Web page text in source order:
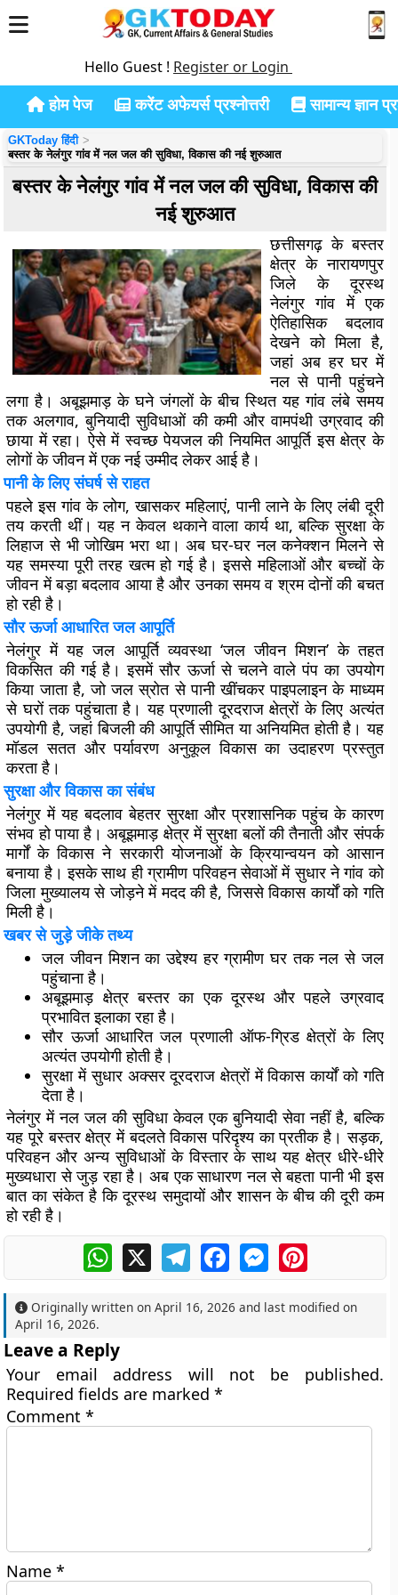
Hello Guest ! Register or Login
होम पेज करेंट अफेयर्स प्रश्नोत्तरी सामान्य ज्ञान
GKToday हिंदी
बस्तर के नेलंगुर गांव में नल जल की सुविधा, विकास की नई शुरुआत
बस्तर के नेलंगुर गांव में नल जल की सुविधा, विकास की
नई शुरुआत
छत्तीसगढ़ के बस्तर
क्षेत्र के नारायणपुर
जिले के दूरस्थ
नेलंगुर गांव में एक
ऐतिहासिक बदलाव
देखने को मिला है,
जहां अब हर घर में
नल से पानी पहुंचने
लगा है। अबूझमाड़ के घने जंगलों के बीच स्थित यह गांव लंबे समय
तक अलगाव, बुनियादी सुविधाओं की कमी और वामपंथी उग्रवाद की
छाया में रहा। ऐसे में स्वच्छ पेयजल की नियमित आपूर्ति इस क्षेत्र के
लोगों के जीवन में एक नई उम्मीद लेकर आई है।
पानी के लिए संघर्ष से राहत
पहले इस गांव के लोग, खासकर महिलाएं, पानी लाने के लिए लंबी दूरी
तय करती थीं। यह न केवल थकाने वाला कार्य था, बल्कि सुरक्षा के
लिहाज से भी जोखिम भरा था। अब घर-घर नल कनेक्शन मिलने से
यह समस्या पूरी तरह खत्म हो गई है। इससे महिलाओं और बच्चों के
जीवन में बड़ा बदलाव आया है और उनका समय व श्रम दोनों की बचत
हो रही है।
सौर ऊर्जा आधारित जल आपूर्ति
नेलंगुर में यह जल आपूर्ति व्यवस्था ‘जल जीवन मिशन’ के तहत
विकसित की गई है। इसमें सौर ऊर्जा से चलने वाले पंप का उपयोग
किया जाता है, जो जल स्रोत से पानी खींचकर पाइपलाइन के माध्यम
से घरों तक पहुंचाता है। यह प्रणाली दूरदराज क्षेत्रों के लिए अत्यंत
उपयोगी है, जहां बिजली की आपूर्ति सीमित या अनियमित होती है। यह
मॉडल सतत और पर्यावरण अनुकूल विकास का उदाहरण प्रस्तुत
करता है।
सुरक्षा और विकास का संबंध
नेलंगुर में यह बदलाव बेहतर सुरक्षा और प्रशासनिक पहुंच के कारण
संभव हो पाया है। अबूझमाड़ क्षेत्र में सुरक्षा बलों की तैनाती और संपर्क
मार्गों के विकास ने सरकारी योजनाओं के क्रियान्वयन को आसान
बनाया है। इसके साथ ही ग्रामीण परिवहन सेवाओं में सुधार ने गांव को
जिला मुख्यालय से जोड़ने में मदद की है, जिससे विकास कार्यों को गति
मिली है।
खबर से जुड़े जीके तथ्य
जल जीवन मिशन का उद्देश्य हर ग्रामीण घर तक नल से जल
पहुंचाना है।
अबूझमाड़ क्षेत्र बस्तर का एक दूरस्थ और पहले उग्रवाद
प्रभावित इलाका रहा है।
सौर ऊर्जा आधारित जल प्रणाली ऑफ-ग्रिड क्षेत्रों के लिए
अत्यंत उपयोगी होती है।
सुरक्षा में सुधार अक्सर दूरदराज क्षेत्रों में विकास कार्यों को गति
देता है।
नेलंगुर में नल जल की सुविधा केवल एक बुनियादी सेवा नहीं है, बल्कि
यह पूरे बस्तर क्षेत्र में बदलते विकास परिदृश्य का प्रतीक है। सड़क,
परिवहन और अन्य सुविधाओं के विस्तार के साथ यह क्षेत्र धीरे-धीरे
मुख्यधारा से जुड़ रहा है। अब एक साधारण नल से बहता पानी भी इस
बात का संकेत है कि दूरस्थ समुदायों और शासन के बीच की दूरी कम
हो रही है।
WhatsApp
X TelegramFacebookMessengerPinterest
Originally written onApril 16, 2026 and last modified on
April 16, 2026.
Leave a Reply
Your email address will not be published.
Required fields are marked*
Comment*
Name*